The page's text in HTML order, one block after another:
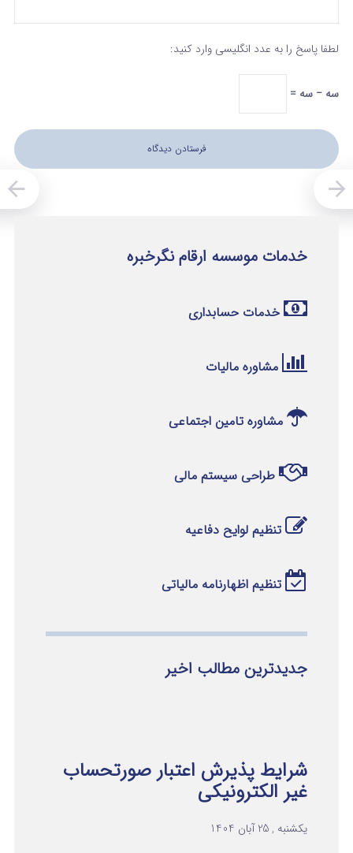
لطفا پاسخ را به عدد انگلیسی وارد کنید:
سه − سه =
خدمات موسسه ارقام نگرخبره
خدمات حسابداری
مشاوره مالیات
مشاوره تامین اجتماعی
طراحی سیستم مالی
تنظیم لوایح دفاعیه
تنظیم اظهارنامه مالیاتی
جدیدترین مطالب اخیر
شرایط پذیرش اعتبار صورتحساب
غیر الکترونیکی
یکشنبه , 25 آبان 1404